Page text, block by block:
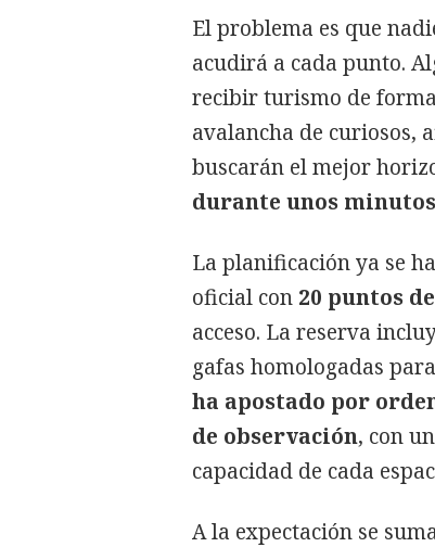
El problema es que
acudirá a cada punto.
recibir turismo de
avalancha de curiosos,
buscarán el mejor
durante unos minutos
La planificación ya se
oficial con 20 puntos
acceso. La reserva
gafas homologadas
ha apostado por
de observación, con
capacidad de cada
A la expectación se